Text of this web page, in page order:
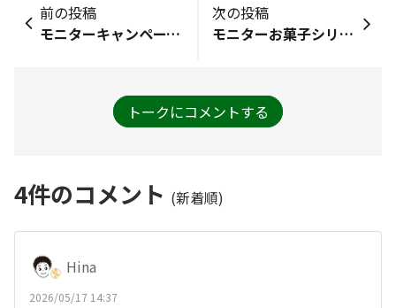
前の投稿
モニターキャンペーンに当選しました。ベビーチーズがたくさんあったので1日漬けてみました。表面の食感が硬くなり、魚介の旨味が感じられて美味しいです。頂いたこのキムチの素が美味しいので何に漬けても合いそうだと思いました！
次の投稿
モニターお菓子シリーズ②が届きました٩(๑❛ᴗ❛๑)۶夢の様✨5種類、一つずつ、じっくり堪能していきます！まずはご報告（^人^）
トークにコメントする
4件のコメント (新着順)
Hina
2026/05/17 14:37